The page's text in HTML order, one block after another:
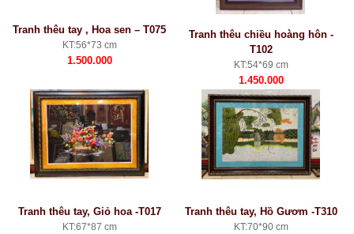
Tranh thêu tay , Hoa sen – T075
KT:56*73 cm
1.500.000
Tranh thêu chiều hoàng hôn -
T102
KT:54*69 cm
1.450.000
Tranh thêu tay, Giỏ hoa -T017
KT:67*87 cm
Tranh thêu tay, Hồ Gươm -T310
KT:70*90 cm